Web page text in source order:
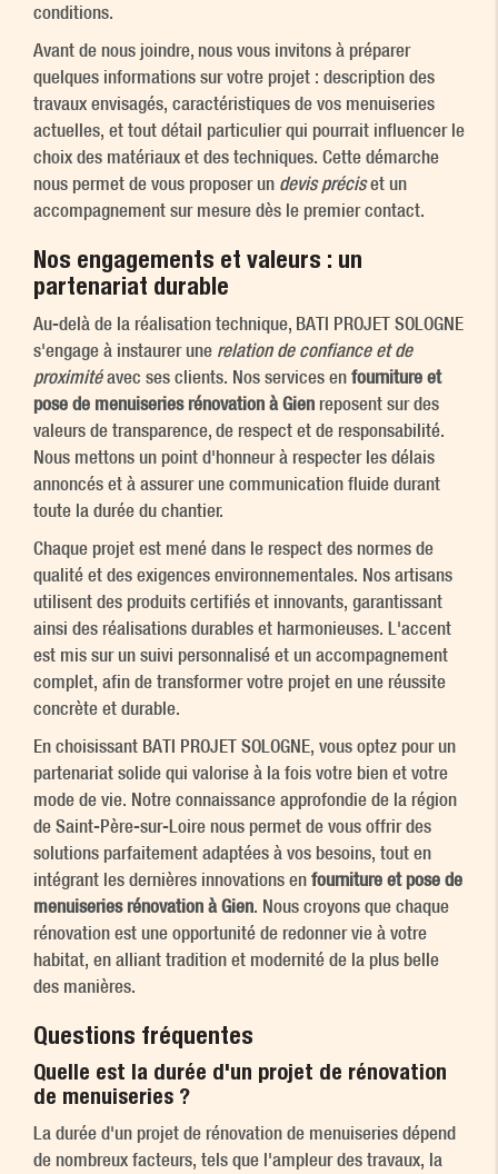
conditions.
Avant de nous joindre, nous vous invitons à préparer
quelques informations sur votre projet : description des
travaux envisagés, caractéristiques de vos menuiseries
actuelles, et tout détail particulier qui pourrait influencer le
choix des matériaux et des techniques. Cette démarche
nous permet de vous proposer un devis préciset un
accompagnement sur mesure dès le premier contact.
Nos engagements et valeurs : un
partenariat durable
Au-delà de la réalisation technique, BATI PROJET SOLOGNE
s'engage à instaurer une relation de confiance et de
proximitéavec ses clients. Nos services en fourniture et
pose de menuiseries rénovation à Gien reposent sur des
valeurs de transparence, de respect et de responsabilité.
Nous mettons un point d'honneur à respecter les délais
annoncés et à assurer une communication fluide durant
toute la durée du chantier.
Chaque projet est mené dans le respect des normes de
qualité et des exigences environnementales. Nos artisans
utilisent des produits certifiés et innovants, garantissant
ainsi des réalisations durables et harmonieuses. L'accent
est mis sur un suivi personnalisé et un accompagnement
complet, afin de transformer votre projet en une réussite
concrète et durable.
En choisissant BATI PROJET SOLOGNE, vous optez pour un
partenariat solide qui valorise à la fois votre bien et votre
mode de vie. Notre connaissance approfondie de la région
de Saint-Père-sur-Loire nous permet de vous offrir des
solutions parfaitement adaptées à vos besoins, tout en
intégrant les dernières innovations en fourniture et pose de
menuiseries rénovation à Gien. Nous croyons que chaque
rénovation est une opportunité de redonner vie à votre
habitat, en alliant tradition et modernité de la plus belle
des manières.
Questions fréquentes
Quelle est la durée d'un projet de rénovation
de menuiseries ?
La durée d'un projet de rénovation de menuiseries dépend
de nombreux facteurs, tels que l'ampleur des travaux, la